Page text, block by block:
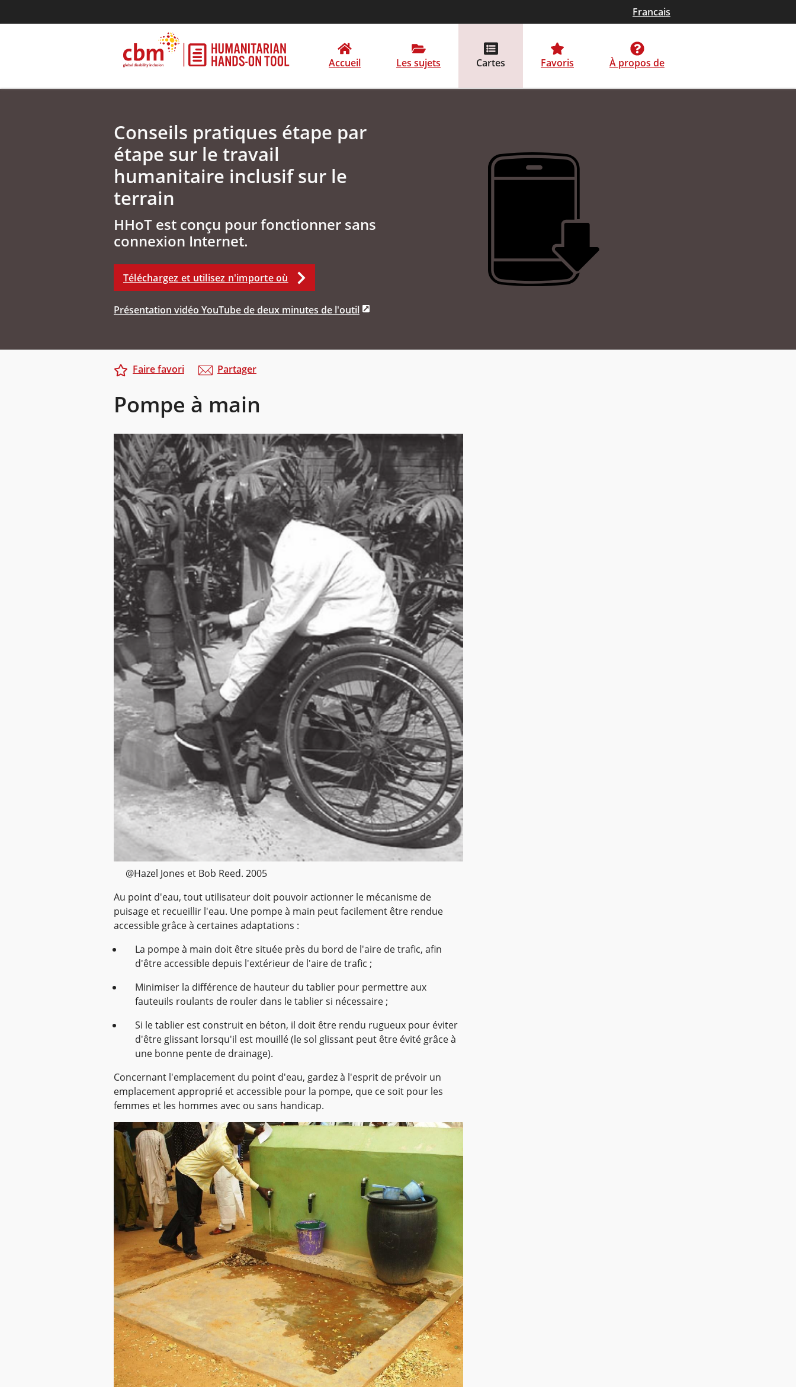
Accueil Les sujets Cartes Favoris À propos de
Conseils pratiques étape par
étape sur le travail
humanitaire inclusif sur le
terrain
HHoT est conçu pour fonctionner sans
connexion Internet.
Téléchargez et utilisez n'importe où
Présentation vidéo YouTube de deux minutes de l'outil
Francais
Pompe à main
Faire favori Partager
@Hazel Jones et Bob Reed. 2005
Au point d'eau, tout utilisateur doit pouvoir actionner le mécanisme de
puisage et recueillir l'eau. Une pompe à main peut facilement être rendue
accessible grâce à certaines adaptations :
La pompe à main doit être située près du bord de l'aire de trafic, afin
d'être accessible depuis l'extérieur de l'aire de trafic ;
Minimiser la différence de hauteur du tablier pour permettre aux
fauteuils roulants de rouler dans le tablier si nécessaire ;
Si le tablier est construit en béton, il doit être rendu rugueux pour éviter
d'être glissant lorsqu'il est mouillé (le sol glissant peut être évité grâce à
une bonne pente de drainage).
Concernant l'emplacement du point d'eau, gardez à l'esprit de prévoir un
emplacement approprié et accessible pour la pompe, que ce soit pour les
femmes et les hommes avec ou sans handicap.